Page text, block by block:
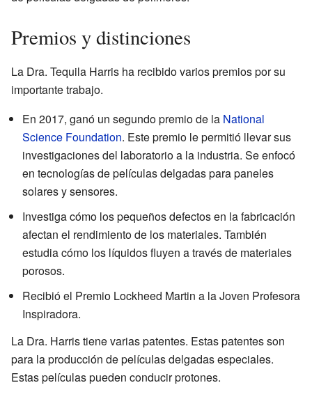
Premios y distinciones
La Dra. Tequila Harris ha recibido varios premios por su
importante trabajo.
En 2017, ganó un segundo premio de la National
Science Foundation. Este premio le permitió llevar sus
investigaciones del laboratorio a la industria. Se enfocó
en tecnologías de películas delgadas para paneles
solares y sensores.
Investiga cómo los pequeños defectos en la fabricación
afectan el rendimiento de los materiales. También
estudia cómo los líquidos fluyen a través de materiales
porosos.
Recibió el Premio Lockheed Martin a la Joven Profesora
Inspiradora.
La Dra. Harris tiene varias patentes. Estas patentes son
para la producción de películas delgadas especiales.
Estas películas pueden conducir protones.